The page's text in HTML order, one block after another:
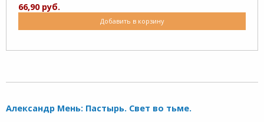
66,90 руб.
Добавить в корзину
Александр Мень: Пастырь. Свет во тьме.